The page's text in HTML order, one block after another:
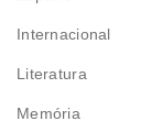
Internacional
Literatura
Memória